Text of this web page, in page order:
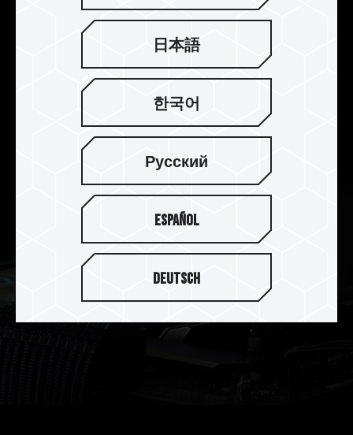
강화된 PMIC 냉각 설계
DELTAα RGB DDR5에는 전문적인 열전도성 실리
콘이 장착되어 있어 보다 효과적이고 안정적인
PMIC 작동을 위한 PMIC 냉각 설계가 가능합니다.
日本語
한국어
Русский
Español
Deutsch